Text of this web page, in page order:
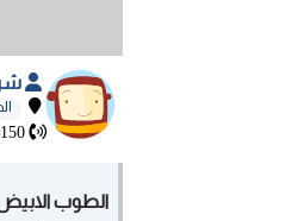
الطوب